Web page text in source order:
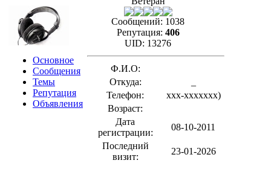
Основное
Сообщения
Темы
Репутация
Объявления
Сообщений: 1038
Репутация: 406
UID: 13276
Ф.И.О:
Откуда:
Телефон:
xxx-xxxxxxx)
Возраст:
Дата
регистрации:
08-10-2011
Последний
визит:
23-01-2026